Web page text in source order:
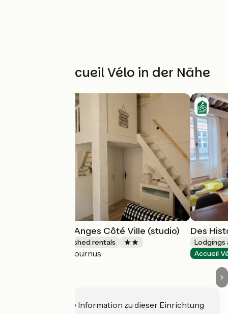
Weitere Accueil Vélo in der Nähe
Des Histoires d'Anges Côté Ville (studio)
Lodgings and furnished rentals
Tournus
Des
Lodgings
Accueil
Haben Sie eine Information zu dieser Einrichtung